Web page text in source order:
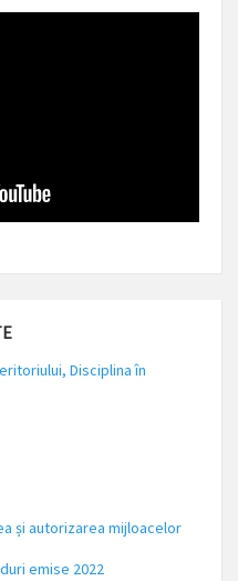
Disciplina în
și autorizarea mijloacelor
emise 2022